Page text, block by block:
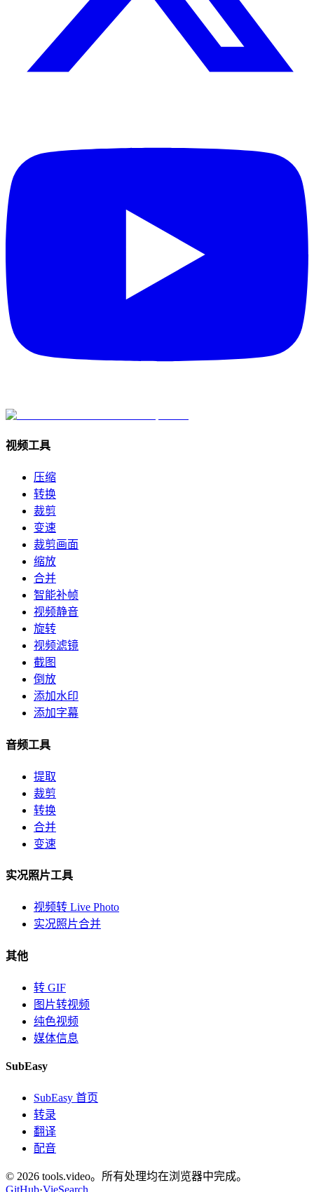
视频工具
压缩
转换
裁剪
变速
裁剪画面
缩放
合并
智能补帧
视频静音
旋转
视频滤镜
截图
倒放
添加水印
添加字幕
音频工具
提取
裁剪
转换
合并
变速
实况照片工具
视频转 Live Photo
实况照片合并
其他
转 GIF
图片转视频
纯色视频
媒体信息
SubEasy
SubEasy 首页
转录
翻译
配音
© 2026 tools.video。所有处理均在浏览器中完成。
GitHub·VieSearch